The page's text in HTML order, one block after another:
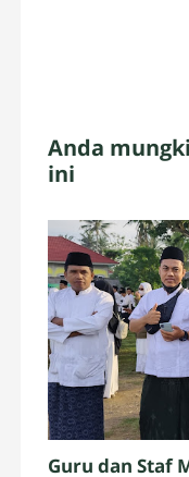
Anda
ini
Guru dan Staf